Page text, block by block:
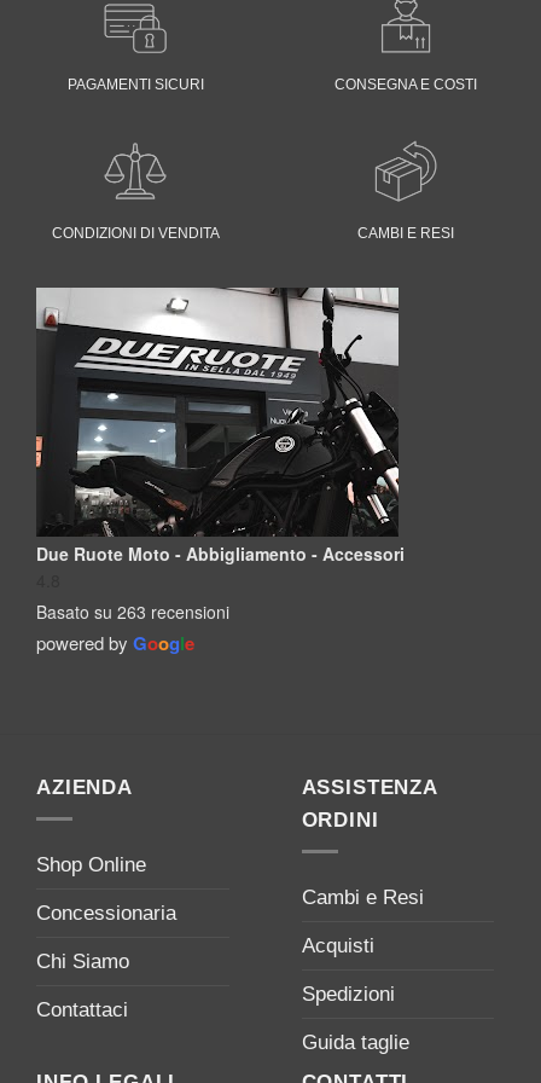
PAGAMENTI SICURI CONSEGNA E COSTI
CONDIZIONI DI VENDITA CAMBI E RESI
Due Ruote Moto - Abbigliamento - Accessori
Basato su 263 recensioni
powered by Google
AZIENDA
Shop Online
Concessionaria
Chi Siamo
Contattaci
ASSISTENZA
ORDINI
Cambi e Resi
Acquisti
Spedizioni
Guida taglie